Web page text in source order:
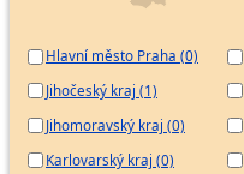
Hlavní město Praha (0)
Jihočeský kraj (1)
Jihomoravský kraj (0)
Karlovarský kraj (0)